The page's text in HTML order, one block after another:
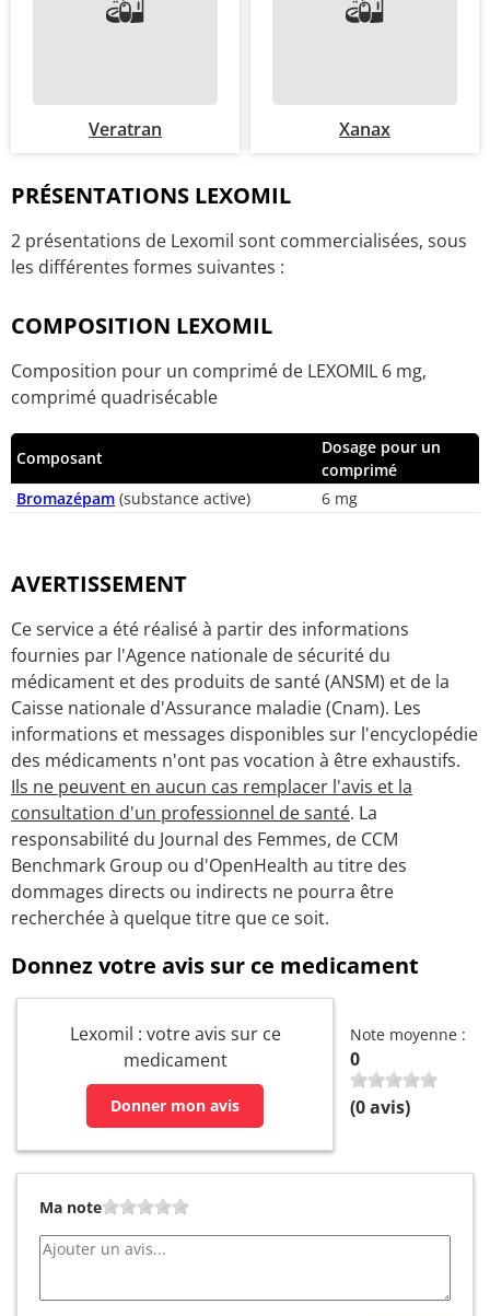
Veratran Xanax
PRÉSENTATIONS LEXOMIL
2 présentations de Lexomil sont commercialisées, sous
les différentes formes suivantes :
COMPOSITION LEXOMIL
Composition pour un comprimé de LEXOMIL 6 mg,
comprimé quadrisécable
Composant
Dosage pour un
comprimé
Bromazépam (substance active) 6 mg
AVERTISSEMENT
Ce service a été réalisé à partir des informations
fournies par l'Agence nationale de sécurité du
médicament et des produits de santé (ANSM) et de la
Caisse nationale d'Assurance maladie (Cnam). Les
informations et messages disponibles sur l'encyclopédie
des médicaments n'ont pas vocation à être exhaustifs.
Ils ne peuvent en aucun cas remplacer l'avis et la
consultation d'un professionnel de santé. La
responsabilité du Journal des Femmes, de CCM
Benchmark Group ou d'OpenHealth au titre des
dommages directs ou indirects ne pourra être
recherchée à quelque titre que ce soit.
Donnez votre avis sur ce medicament
Lexomil : votre avis sur ce
medicament
Donner mon avis
Note moyenne :
0
(0avis)
Ma note